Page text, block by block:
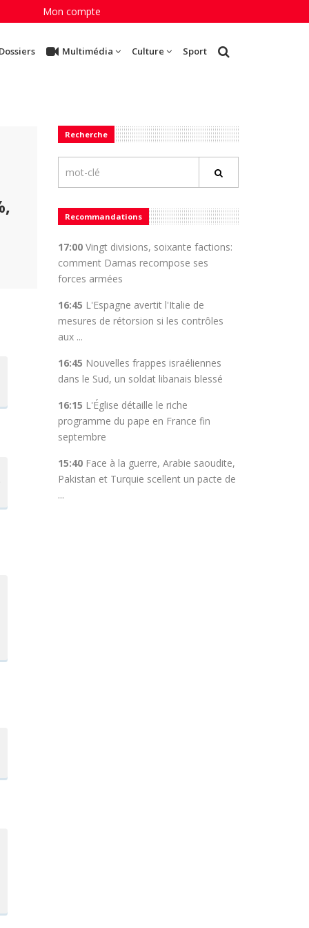
Mon compte
Multimédia Culture Sport
Recherche
Recommandations
17:00Vingt divisions, soixante factions:
comment Damas recompose ses
forces armées
16:45 L'Espagne avertit l'Italie de
mesures de rétorsion si les contrôles
aux ...
16:45 Nouvelles frappes israéliennes
dans le Sud, un soldat libanais blessé
16:15 L'Église détaille le riche
programme du pape en France fin
septembre
15:40Face à la guerre, Arabie saoudite,
Pakistan et Turquie scellent un pacte de
...